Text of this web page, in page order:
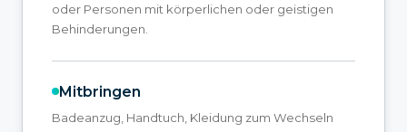
oder Personen mit körperlichen oder geistigen
Behinderungen.
Mitbringen
Badeanzug, Handtuch, Kleidung zum Wechseln